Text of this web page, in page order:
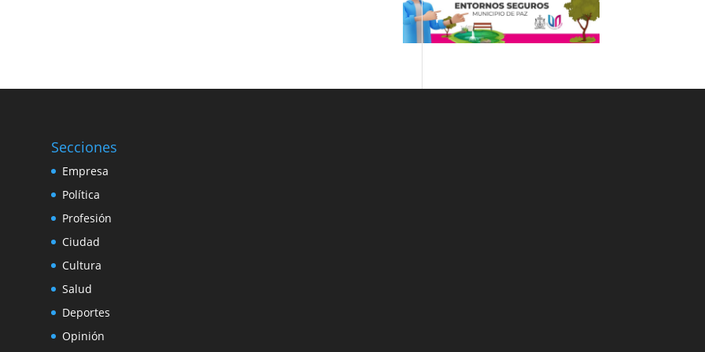
Secciones
Empresa
Política
Profesión
Ciudad
Cultura
Salud
Deportes
Opinión